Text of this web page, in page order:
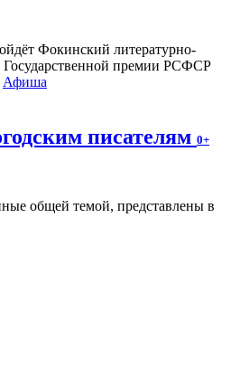
Фокинский литературно-
Государственной премии РСФСР
Афиша
писателям 0+
общей темой, представлены в